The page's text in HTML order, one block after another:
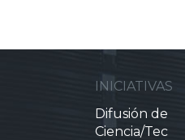
INICIATIVAS
Difusión de
Ciencia/Tec